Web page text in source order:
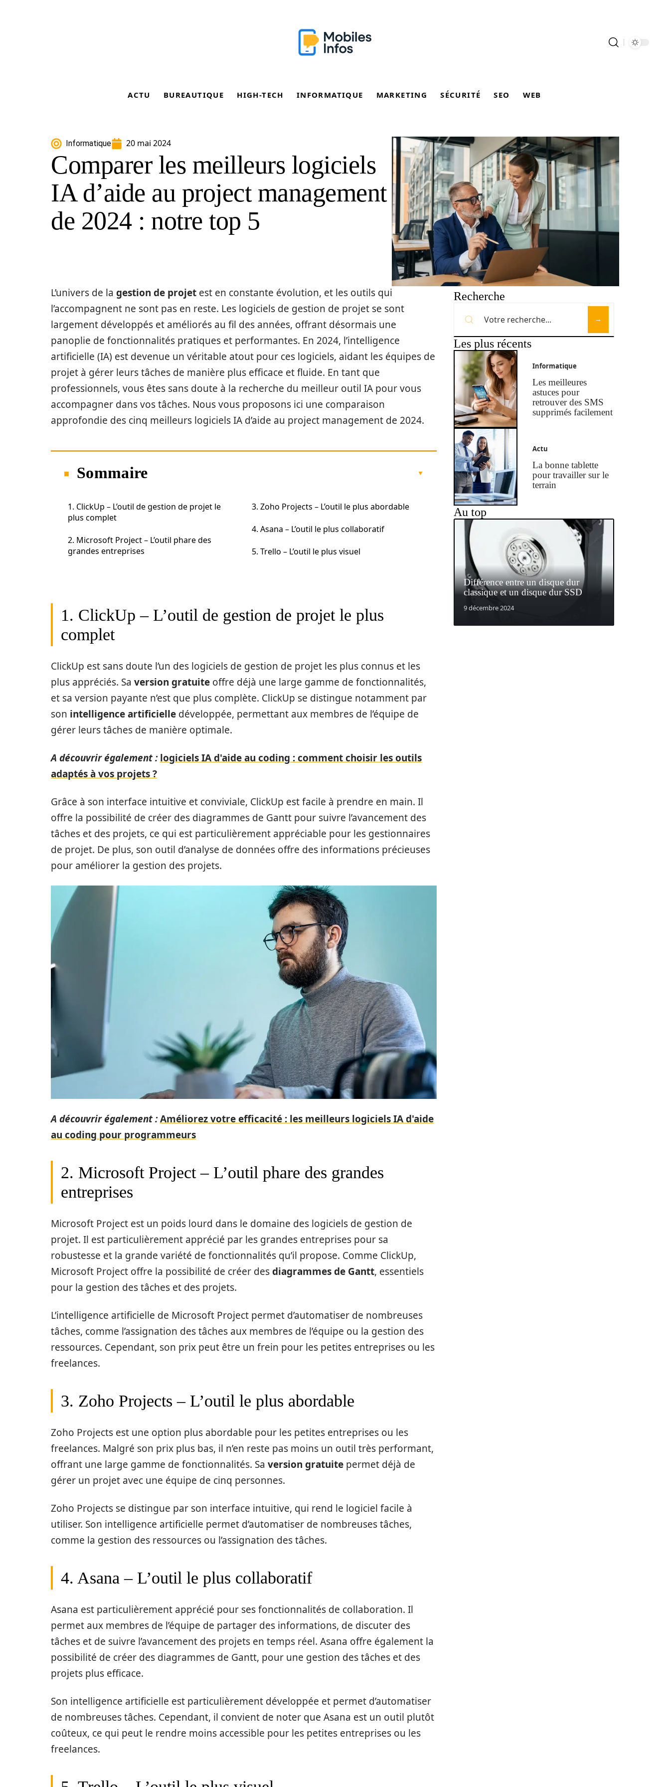
ACTU BUREAUTIQUE HIGH-TECH INFORMATIQUE MARKETING SÉCURITÉ SEO WEB
Informatique 20 mai 2024
Comparer les meilleurs logiciels
IA d’aide au project management
de 2024 : notre top 5
L’univers de la gestion de projet est en constante évolution, et les outils qui
l’accompagnent ne sont pas en reste. Les logiciels de gestion de projet se sont
largement développés et améliorés au fil des années, offrant désormais une
panoplie de fonctionnalités pratiques et performantes. En 2024, l’intelligence
artificielle (IA) est devenue un véritable atout pour ces logiciels, aidant les équipes de
projet à gérer leurs tâches de manière plus efficace et fluide. En tant que
professionnels, vous êtes sans doute à la recherche du meilleur outil IA pour vous
accompagner dans vos tâches. Nous vous proposons ici une comparaison
approfondie des cinq meilleurs logiciels IA d’aide au project management de 2024.
Sommaire
1. ClickUp – L’outil de gestion de projet le
plus complet
2. Microsoft Project – L’outil phare des
grandes entreprises
3. Zoho Projects – L’outil le plus abordable
4. Asana – L’outil le plus collaboratif
5. Trello – L’outil le plus visuel
1. ClickUp – L’outil de gestion de projet le plus
complet
ClickUp est sans doute l’un des logiciels de gestion de projet les plus connus et les
plus appréciés. Sa version gratuite offre déjà une large gamme de fonctionnalités,
et sa version payante n’est que plus complète. ClickUp se distingue notamment par
son intelligence artificielle développée, permettant aux membres de l’équipe de
gérer leurs tâches de manière optimale.
A découvrir également : logiciels IA d'aide au coding : comment choisir les outils
adaptés à vos projets ?
Grâce à son interface intuitive et conviviale, ClickUp est facile à prendre en main. Il
offre la possibilité de créer des diagrammes de Gantt pour suivre l’avancement des
tâches et des projets, ce qui est particulièrement appréciable pour les gestionnaires
de projet. De plus, son outil d’analyse de données offre des informations précieuses
pour améliorer la gestion des projets.
A découvrir également :Améliorez votre efficacité : les meilleurs logiciels IA d'aide
au coding pour programmeurs
2. Microsoft Project – L’outil phare des grandes
entreprises
Microsoft Project est un poids lourd dans le domaine des logiciels de gestion de
projet. Il est particulièrement apprécié par les grandes entreprises pour sa
robustesse et la grande variété de fonctionnalités qu’il propose. Comme ClickUp,
Microsoft Project offre la possibilité de créer desdiagrammes de Gantt, essentiels
pour la gestion des tâches et des projets.
L’intelligence artificielle de Microsoft Project permet d’automatiser de nombreuses
tâches, comme l’assignation des tâches aux membres de l’équipe ou la gestion des
ressources. Cependant, son prix peut être un frein pour les petites entreprises ou les
freelances.
3. Zoho Projects – L’outil le plus abordable
Zoho Projects est une option plus abordable pour les petites entreprises ou les
freelances. Malgré son prix plus bas, il n’en reste pas moins un outil très performant,
offrant une large gamme de fonctionnalités. Sa version gratuite permet déjà de
gérer un projet avec une équipe de cinq personnes.
Zoho Projects se distingue par son interface intuitive, qui rend le logiciel facile à
utiliser. Son intelligence artificielle permet d’automatiser de nombreuses tâches,
comme la gestion des ressources ou l’assignation des tâches.
4. Asana – L’outil le plus collaboratif
Asana est particulièrement apprécié pour ses fonctionnalités de collaboration. Il
permet aux membres de l’équipe de partager des informations, de discuter des
tâches et de suivre l’avancement des projets en temps réel. Asana offre également la
possibilité de créer des diagrammes de Gantt, pour une gestion des tâches et des
projets plus efficace.
Son intelligence artificielle est particulièrement développée et permet d’automatiser
de nombreuses tâches. Cependant, il convient de noter que Asana est un outil plutôt
coûteux, ce qui peut le rendre moins accessible pour les petites entreprises ou les
freelances.
Recherche
Les plus récents
Informatique
Les meilleures
astuces pour
retrouver des SMS
supprimés facilement
Actu
La bonne tablette
pour travailler sur le
terrain
Au top
Différence entre un disque dur
classique et un disque dur SSD
9 décembre 2024